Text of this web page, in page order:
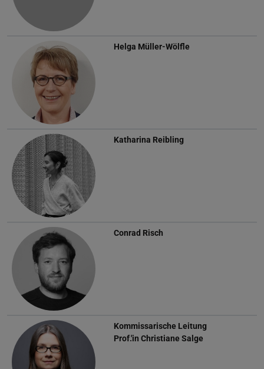
Helga Müller-Wölfle
Katharina Reibling
Conrad Risch
Kommissarische Leitung
Prof.'in Christiane Salge